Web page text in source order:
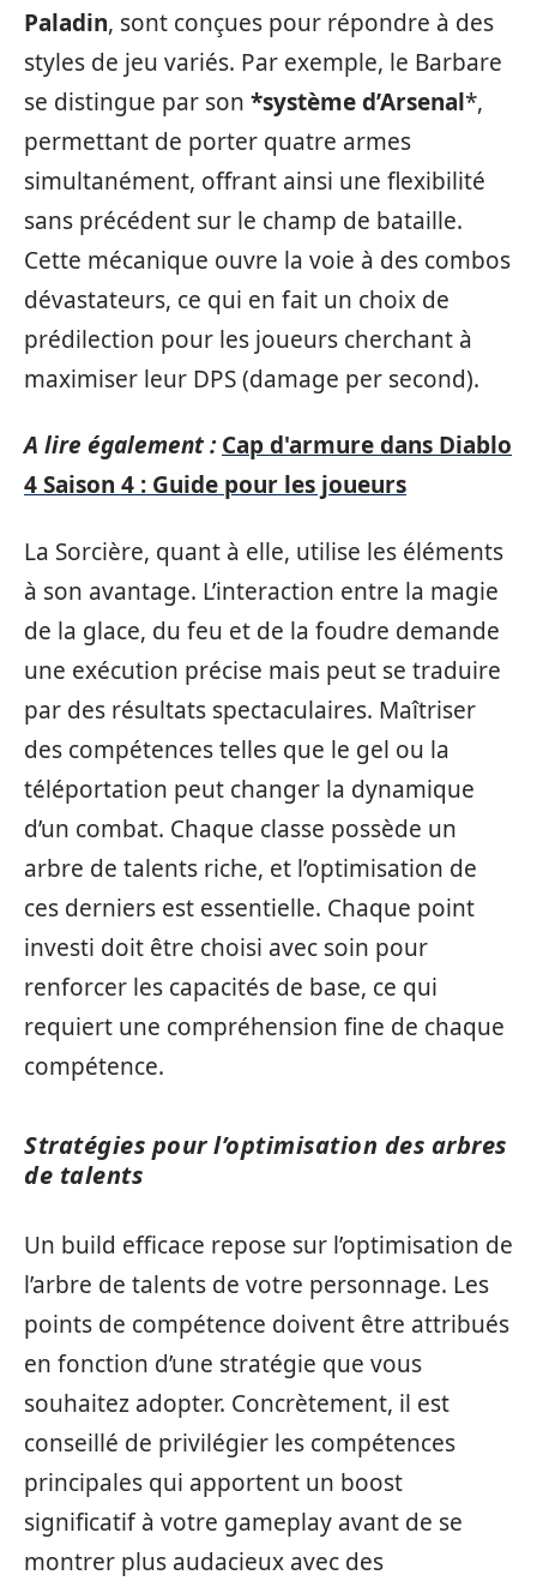
Paladin, sont conçues pour répondre à des
styles de jeu variés. Par exemple, le Barbare
se distingue par son *système d’Arsenal*,
permettant de porter quatre armes
simultanément, offrant ainsi une flexibilité
sans précédent sur le champ de bataille.
Cette mécanique ouvre la voie à des combos
dévastateurs, ce qui en fait un choix de
prédilection pour les joueurs cherchant à
maximiser leur DPS (damage per second).
A lire également : Cap d'armure dans Diablo
4 Saison 4 : Guide pour les joueurs
La Sorcière, quant à elle, utilise les éléments
à son avantage. L’interaction entre la magie
de la glace, du feu et de la foudre demande
une exécution précise mais peut se traduire
par des résultats spectaculaires. Maîtriser
des compétences telles que le gel ou la
téléportation peut changer la dynamique
d’un combat. Chaque classe possède un
arbre de talents riche, et l’optimisation de
ces derniers est essentielle. Chaque point
investi doit être choisi avec soin pour
renforcer les capacités de base, ce qui
requiert une compréhension fine de chaque
compétence.
Stratégies pour l’optimisation des arbres
de talents
Un build efficace repose sur l’optimisation de
l’arbre de talents de votre personnage. Les
points de compétence doivent être attribués
en fonction d’une stratégie que vous
souhaitez adopter. Concrètement, il est
conseillé de privilégier les compétences
principales qui apportent un boost
significatif à votre gameplay avant de se
montrer plus audacieux avec des